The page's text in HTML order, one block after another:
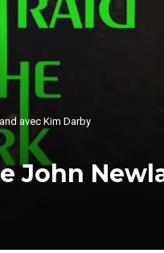
avec Kim Darby
John